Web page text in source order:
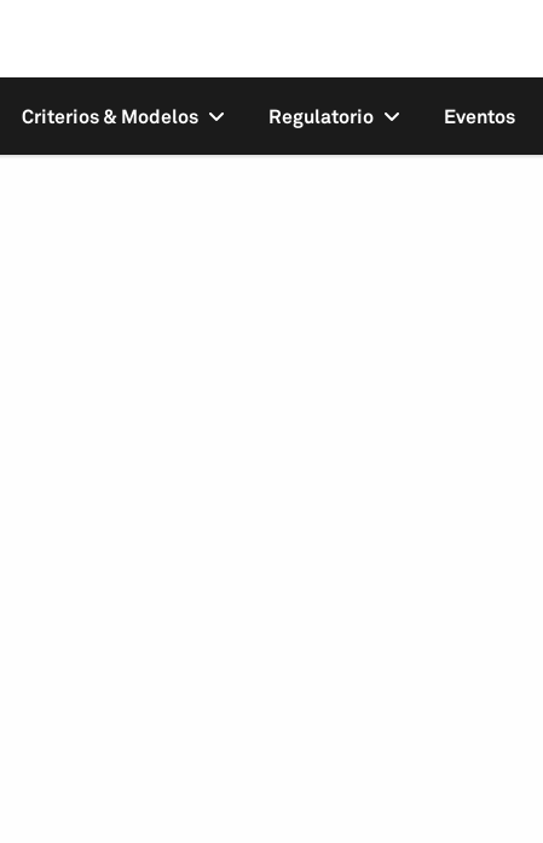
Criterios & Modelos Regulatorio Eventos